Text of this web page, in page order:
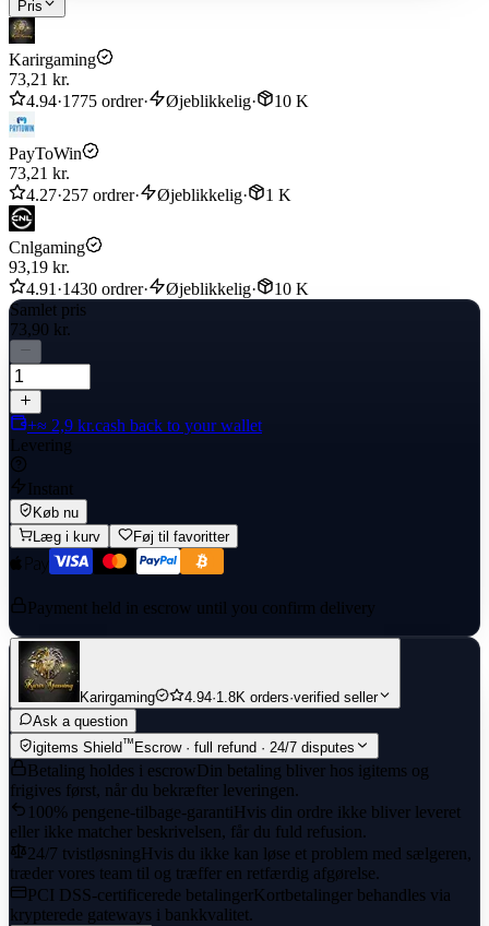
● You may stay logged in throughout the transaction, once the top-
up is completed, you will receive the diamonds in your ML account.
Delivery completed within 1-5 minutes
Pris
Karirgaming
73,21 kr.
4.94·1775 ordrer· Øjeblikkelig· 10 K
PayToWin
73,21 kr.
4.27·257 ordrer· Øjeblikkelig· 1 K
Cnlgaming
93,19 kr.
4.91 ·1430 ordrer· Øjeblikkelig·
10 K
Samlet pris
73,90 kr.
+≈ 2,9 kr.cash back to your wallet
Levering
Instant
Køb nu
Læg i kurv
Føj til favoritter
Payment held in escrow until you confirm delivery
Karirgaming 4.94·1.8K orders·verified seller
Ask a question
igitems Shield™ Escrow · full refund · 24/7 disputes
Betaling holdes i escrowDin betaling bliver hos igitems og
frigives først, når du bekræfter leveringen.
100% pengene-tilbage-garantiHvis din ordre ikke bliver leveret
eller ikke matcher beskrivelsen, får du fuld refusion.
24/7 tvistløsningHvis du ikke kan løse et problem med sælgeren,
træder vores team til og træffer en retfærdig afgørelse.
PCI DSS-certificerede betalingerKortbetalinger behandles via
krypterede gateways i bankkvalitet.